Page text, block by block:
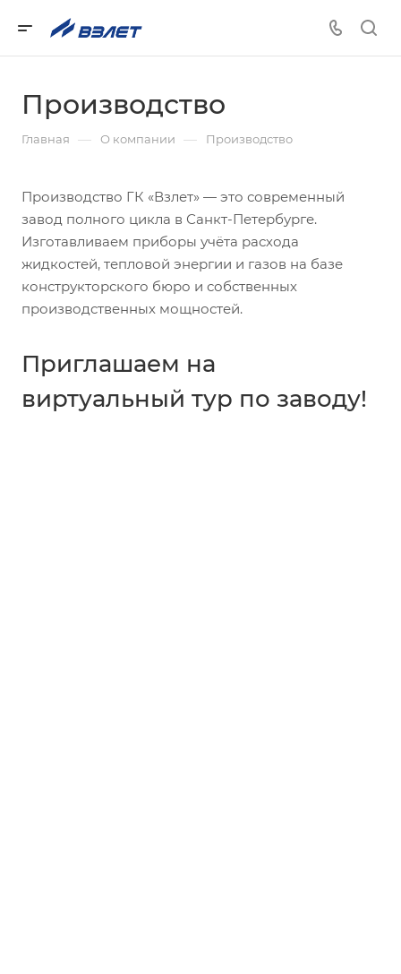
Производство
Главная — О компании — Производство
Производство ГК «Взлет» — это современный
завод полного цикла в Санкт-Петербурге.
Изготавливаем приборы учёта расхода
жидкостей, тепловой энергии и газов на базе
конструкторского бюро и собственных
производственных мощностей.
Приглашаем на
виртуальный тур по заводу!